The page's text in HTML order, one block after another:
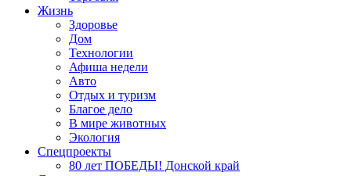
Жизнь
Здоровье
Дом
Технологии
Афиша недели
Авто
Отдых и туризм
Благое дело
В мире животных
Экология
Спецпроекты
80 лет ПОБЕДЫ! Донской край